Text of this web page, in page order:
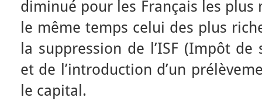
diminué pour les Français les plus
le même temps celui des plus
la suppression de l’ISF (Impôt
et de l’introduction d’un
le capital.